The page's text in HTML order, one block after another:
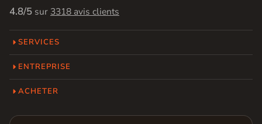
4.8/5 sur 3318 avis clients
SERVICES
ENTREPRISE
ACHETER